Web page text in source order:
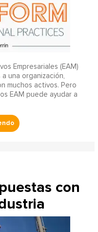
Empresariales (EAM)
una organización,
muchos activos. Pero
EAM puede ayudar a
con